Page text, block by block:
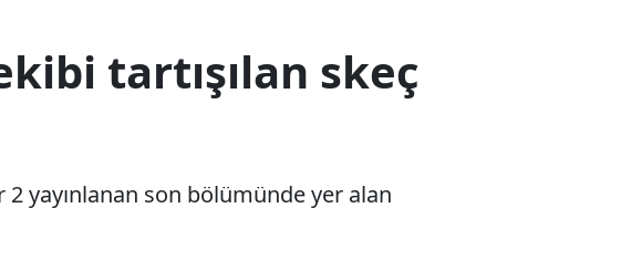
tartışılan skeç
yayınlanan son bölümünde yer alan